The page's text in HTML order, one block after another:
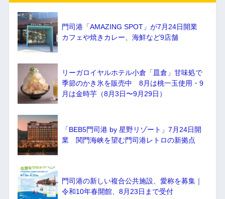
門司港「AMAZING SPOT」が7月24日開業
カフェや焼きカレー、海鮮など9店舗
リーガロイヤルホテル小倉「皿倉」甘味処で
季節のかき氷を販売中 8月は桃一玉使用・9
月は金時芋（8月3日〜9月29日）
「BEB5門司港 by 星野リゾート」7月24日開
業 関門海峡を望む門司港レトロの新拠点
門司港の新しい複合公共施設、愛称を募集｜
令和10年春開館、8月23日まで受付